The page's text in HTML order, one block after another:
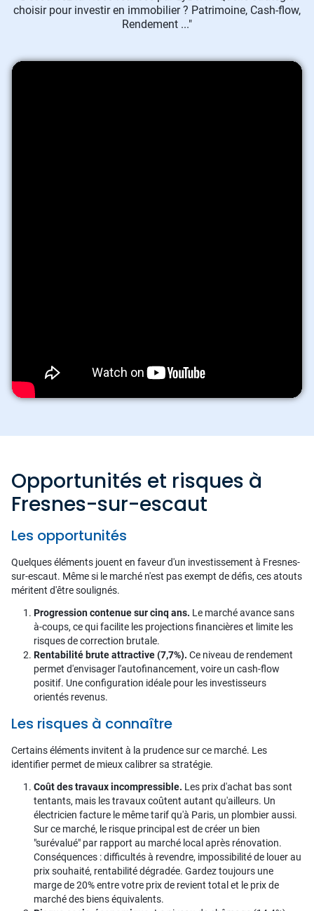
choisir pour investir en immobilier ? Patrimoine, Cash-flow,
Rendement ..."
Opportunités et risques à
Fresnes-sur-escaut
Les opportunités
Quelques éléments jouent en faveur d'un investissement à Fresnes-
sur-escaut. Même si le marché n'est pas exempt de défis, ces atouts
méritent d'être soulignés.
Progression contenue sur cinq ans. Le marché avance sans
à-coups, ce qui facilite les projections financières et limite les
risques de correction brutale.
Rentabilité brute attractive (7,7%). Ce niveau de rendement
permet d'envisager l'autofinancement, voire un cash-flow
positif. Une configuration idéale pour les investisseurs
orientés revenus.
Les risques à connaître
Certains éléments invitent à la prudence sur ce marché. Les
identifier permet de mieux calibrer sa stratégie.
Coût des travaux incompressible. Les prix d'achat bas sont
tentants, mais les travaux coûtent autant qu'ailleurs. Un
électricien facture le même tarif qu'à Paris, un plombier aussi.
Sur ce marché, le risque principal est de créer un bien
"surévalué" par rapport au marché local après rénovation.
Conséquences : difficultés à revendre, impossibilité de louer au
prix souhaité, rentabilité dégradée. Gardez toujours une
marge de 20% entre votre prix de revient total et le prix de
marché des biens équivalents.